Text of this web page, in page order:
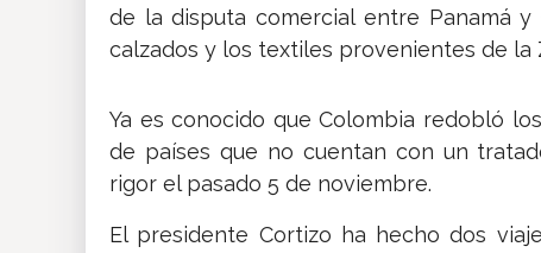
de la disputa comercial entre Panamá
calzados y los textiles provenientes de la
Ya es conocido que Colombia redobló
de países que no cuentan con un
rigor el pasado 5 de noviembre.
El presidente Cortizo ha hecho dos